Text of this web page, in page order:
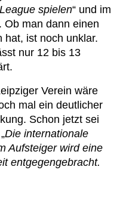
spielen“ und im
Ob man dann einen
hat, ist noch unklar.
nur 12 bis 13
Verein wäre
mal ein deutlicher
Schon jetzt sei
Die internationale
Aufsteiger wird eine
entgegengebracht.